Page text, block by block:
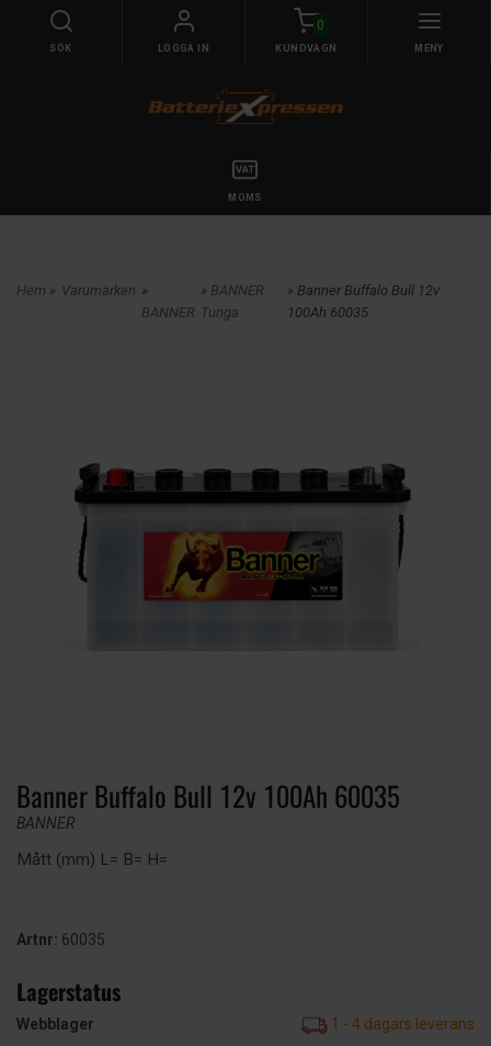
SÖK LOGGA IN
0
KUNDVAGN MENY
MOMS
Hem » Varumärken »
BANNER
» BANNER
Tunga
» Banner Buffalo Bull 12v
100Ah 60035
Banner Buffalo Bull 12v 100Ah 60035
BANNER
Mått (mm) L= B= H=
Artnr: 60035
Lagerstatus
Webblager
1 - 4 dagars leverans